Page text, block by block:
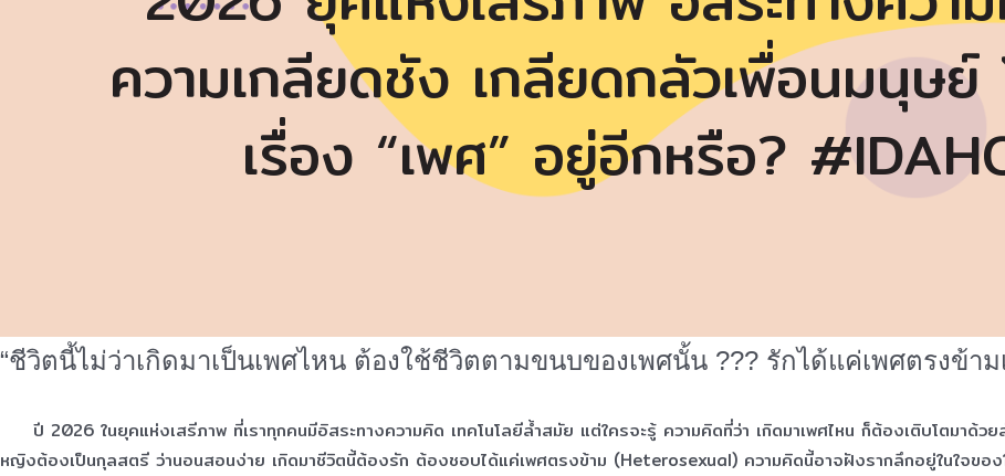
ความเกลียดชัง เกลียดกลัวเพื่อนมนุษย์
เรื่อง “เพศ” อยู่อีกหรือ?
“ชีวิตนี้ไม่ว่าเกิดมาเป็นเพศไหน ต้องใช้ชีวิตตามขนบของเพศนั้น ??? รักได้แค่เพศตรงข้าม
ปี 2026 ในยุคแห่งเสรีภาพ ที่เราทุกคนมีอิสระทางความคิด เทคโนโลยีล้ำสมัย แต่ใครจะรู้ ความคิดที่ว่า เกิดมาเพศไหน ก็ต้องเติบโตมา
หญิงต้องเป็นกุลสตรี ว่านอนสอนง่าย เกิดมาชีวิตนี้ต้องรัก ต้องชอบได้แค่เพศตรงข้าม (Heterosexual) ความคิดนี้อาจฝังรากลึกอยู่ในใจข